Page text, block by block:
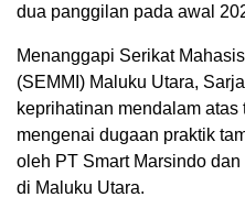
dua panggilan pada awal
Menanggapi Serikat
(SEMMI) Maluku Utara,
keprihatinan mendalam atas
mengenai dugaan praktik
oleh PT Smart Marsindo
di Maluku Utara.